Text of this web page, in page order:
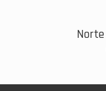
Norte